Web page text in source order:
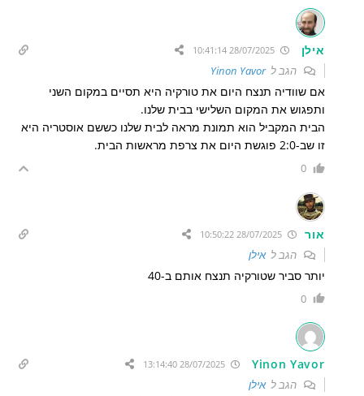
אילן 28/07/2025 10:41:14
הגב לYinon Yavor
אם שוודיה תנצח היום את טורקיה היא תסיים במקום השני
ותפגוש את המקום השלישי בבית שלנו.
הבית המקביל הוא תמונת מראה לבית שלנו כששם אוסטריה היא
זו שב-2:0 פוגשת היום את צרפת מראשות הבית.
0
אור
הגב לאילן
יותר סביר שטורקיה תנצח אותם ב-40
0
Yinon Yavor
28/07/2025 13:14:40
הגב לאילן